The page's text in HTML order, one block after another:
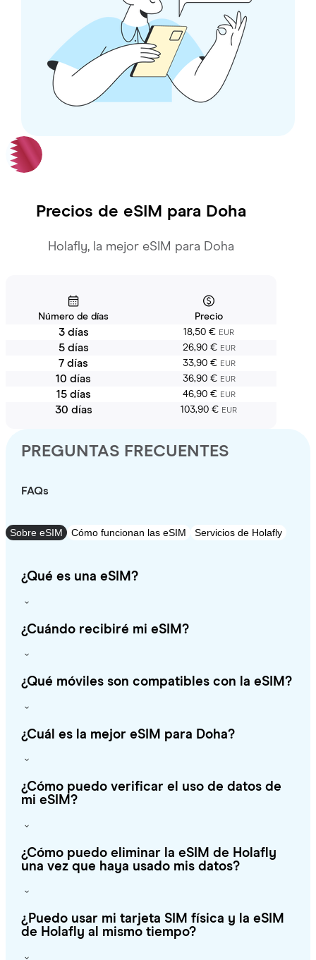
Precios de eSIM para Doha
Holafly, la mejor eSIM para Doha
Número de días Precio
3 días 18,50 € EUR
5 días 26,90 € EUR
7 días 33,90 € EUR
10 días 36,90 € EUR
15 días 46,90 € EUR
30 días 103,90 € EUR
PREGUNTAS FRECUENTES
FAQs
Sobre eSIM Cómo funcionan las eSIM Servicios de Holafly
¿Qué es una eSIM?
¿Cuándo recibiré mi eSIM?
¿Qué móviles son compatibles con la eSIM?
¿Cuál es la mejor eSIM para Doha?
¿Cómo puedo verificar el uso de datos de
mi eSIM?
¿Cómo puedo eliminar la eSIM de Holafly
una vez que haya usado mis datos?
¿Puedo usar mi tarjeta SIM física y la eSIM
de Holafly al mismo tiempo?